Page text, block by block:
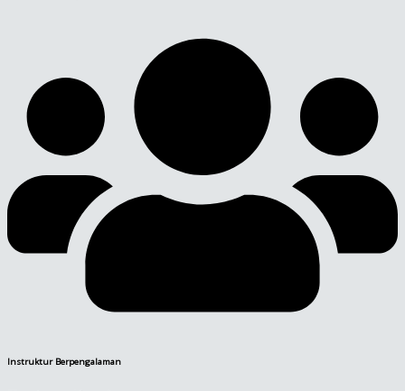
Instruktur Berpengalaman